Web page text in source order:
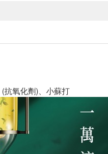
抗氧化劑)、小蘇打